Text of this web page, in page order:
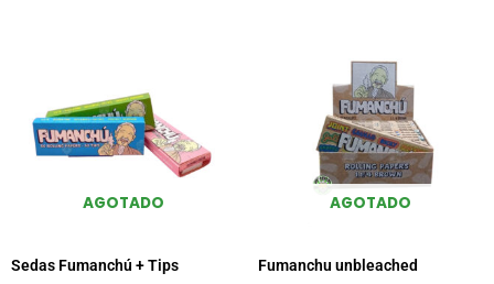
AGOTADO
Sedas Fumanchú + Tips
AGOTADO
Fumanchu unbleached